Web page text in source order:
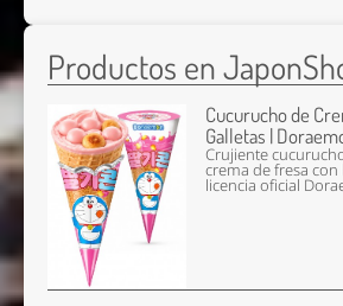
Productos en
Cucurucho de
Galletas |
Crujiente
crema de fresa
licencia oficial